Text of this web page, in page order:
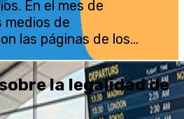
En el mes de
de
las páginas de los...
la legalidad de